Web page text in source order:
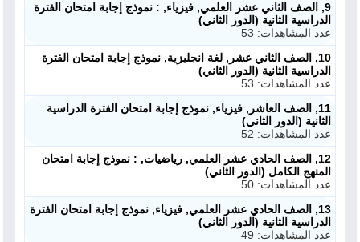
9, الصف الثاني عشر العلمي, فيزياء, : نموذج إجابة امتحان الفترة
الدراسية الثانية (الدور الثاني)
عدد المشاهدات: 53
10, الصف الثاني عشر, لغة انجليزية, نموذج إجابة امتحان الفترة
الدراسية الثانية (الدور الثاني)
عدد المشاهدات: 53
11, الصف العاشر, فيزياء, نموذج إجابة امتحان الفترة الدراسية
الثانية (الدور الثاني)
عدد المشاهدات: 52
12, الصف الحادي عشر العلمي, رياضيات, : نموذج إجابة امتحان
المنهج الكامل (الدور الثاني)
عدد المشاهدات: 50
13, الصف الحادي عشر العلمي, فيزياء, نموذج إجابة امتحان الفترة
الدراسية الثانية (الدور الثاني)
عدد المشاهدات: 49